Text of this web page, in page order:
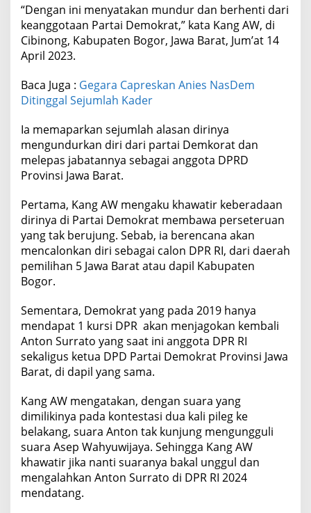
“Dengan ini menyatakan mundur dan berhenti dari
keanggotaan Partai Demokrat,” kata Kang AW, di
Cibinong, Kabupaten Bogor, Jawa Barat, Jum’at 14
April 2023.
Baca Juga : Gegara Capreskan Anies NasDem
Ditinggal Sejumlah Kader
Ia memaparkan sejumlah alasan dirinya
mengundurkan diri dari partai Demkorat dan
melepas jabatannya sebagai anggota DPRD
Provinsi Jawa Barat.
Pertama, Kang AW mengaku khawatir keberadaan
dirinya di Partai Demokrat membawa perseteruan
yang tak berujung. Sebab, ia berencana akan
mencalonkan diri sebagai calon DPR RI, dari daerah
pemilihan 5 Jawa Barat atau dapil Kabupaten
Bogor.
Sementara, Demokrat yang pada 2019 hanya
mendapat 1 kursi DPR akan menjagokan kembali
Anton Surrato yang saat ini anggota DPR RI
sekaligus ketua DPD Partai Demokrat Provinsi Jawa
Barat, di dapil yang sama.
Kang AW mengatakan, dengan suara yang
dimilikinya pada kontestasi dua kali pileg ke
belakang, suara Anton tak kunjung mengungguli
suara Asep Wahyuwijaya. Sehingga Kang AW
khawatir jika nanti suaranya bakal unggul dan
mengalahkan Anton Surrato di DPR RI 2024
mendatang.